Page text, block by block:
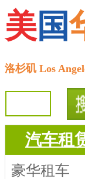
美国
洛杉矶 Los
【招
汽车租
豪华租车